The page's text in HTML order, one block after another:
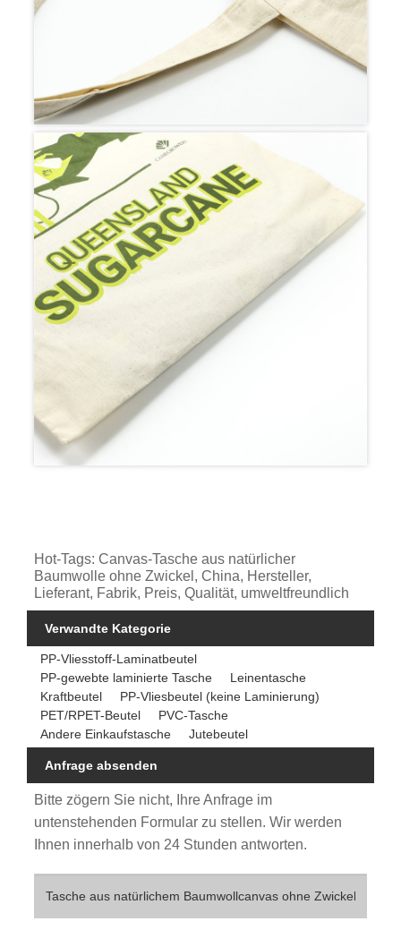
Hot-Tags: Canvas-Tasche aus natürlicher
Baumwolle ohne Zwickel, China, Hersteller,
Lieferant, Fabrik, Preis, Qualität, umweltfreundlich
Verwandte Kategorie
PP-Vliesstoff-Laminatbeutel
PP-gewebte laminierte Tasche
Leinentasche
Kraftbeutel
PP-Vliesbeutel (keine Laminierung)
PET/RPET-Beutel
PVC-Tasche
Andere Einkaufstasche
Jutebeutel
Anfrage absenden
Bitte zögern Sie nicht, Ihre Anfrage im
untenstehenden Formular zu stellen. Wir werden
Ihnen innerhalb von 24 Stunden antworten.